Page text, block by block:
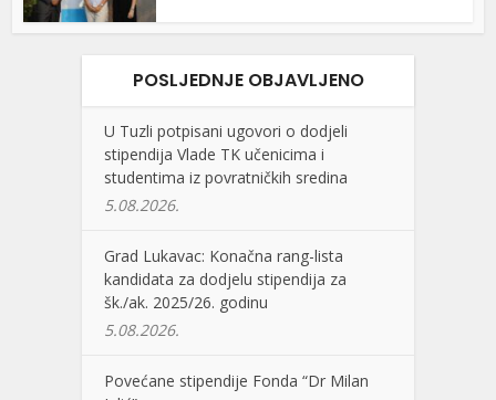
POSLJEDNJE OBJAVLJENO
U Tuzli potpisani ugovori o dodjeli
stipendija Vlade TK učenicima i
studentima iz povratničkih sredina
5.08.2026.
Grad Lukavac: Konačna rang-lista
kandidata za dodjelu stipendija za
šk./ak. 2025/26. godinu
5.08.2026.
Povećane stipendije Fonda “Dr Milan